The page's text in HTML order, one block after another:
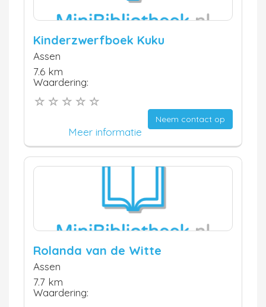
Kinderzwerfboek Kuku
Assen
7.6 km
Waardering:
Neem contact op
Meer informatie
Rolanda van de Witte
Assen
7.7 km
Waardering: